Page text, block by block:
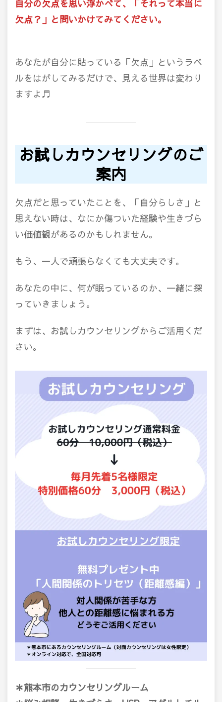
自分の欠点を思い浮かべて、「それって本当に
欠点？」と問いかけてみてください。
あなたが自分に貼っている「欠点」というラベ
ルをはがしてみるだけで、見える世界は変わり
ますよ♬
お試しカウンセリングのご
案内
欠点だと思っていたことを、「自分らしさ」と
思えない時は、なにか傷ついた経験や生きづら
い価値観があるのかもしれません。
もう、一人で頑張らなくても大丈夫です。
あなたの中に、何が眠っているのか、一緒に探
っていきましょう。
まずは、お試しカウンセリングからご活用くだ
さい。
＊熊本市のカウンセリングルーム